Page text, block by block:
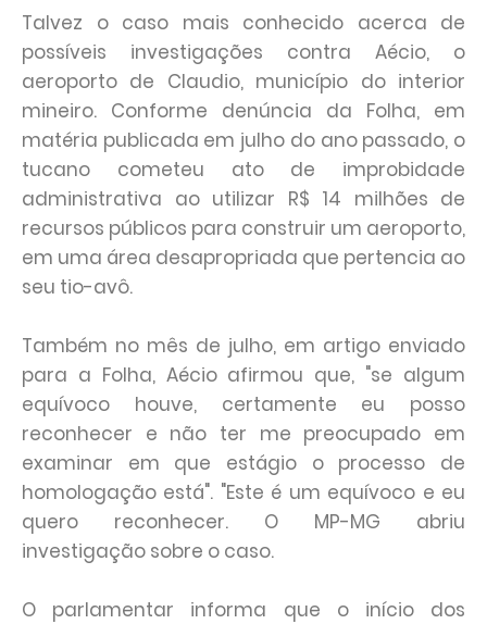
Talvez o caso mais conhecido acerca de
possíveis investigações contra Aécio, o
aeroporto de Claudio, município do interior
mineiro. Conforme denúncia da Folha, em
matéria publicada em julho do ano passado, o
tucano cometeu ato de improbidade
administrativa ao utilizar R$ 14 milhões de
recursos públicos para construir um aeroporto,
em uma área desapropriada que pertencia ao
seu tio-avô.
Também no mês de julho, em artigo enviado
para a Folha, Aécio afirmou que, "se algum
equívoco houve, certamente eu posso
reconhecer e não ter me preocupado em
examinar em que estágio o processo de
homologação está". "Este é um equívoco e eu
quero reconhecer. O MP-MG abriu
investigação sobre o caso.
O parlamentar informa que o início dos